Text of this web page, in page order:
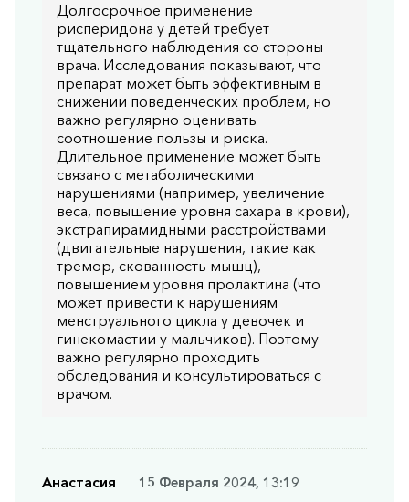
Долгосрочное применение
рисперидона у детей требует
тщательного наблюдения со стороны
врача. Исследования показывают, что
препарат может быть эффективным в
снижении поведенческих проблем, но
важно регулярно оценивать
соотношение пользы и риска.
Длительное применение может быть
связано с метаболическими
нарушениями (например, увеличение
веса, повышение уровня сахара в крови),
экстрапирамидными расстройствами
(двигательные нарушения, такие как
тремор, скованность мышц),
повышением уровня пролактина (что
может привести к нарушениям
менструального цикла у девочек и
гинекомастии у мальчиков). Поэтому
важно регулярно проходить
обследования и консультироваться с
врачом.
Анастасия
15 Февраля 2024, 13:19